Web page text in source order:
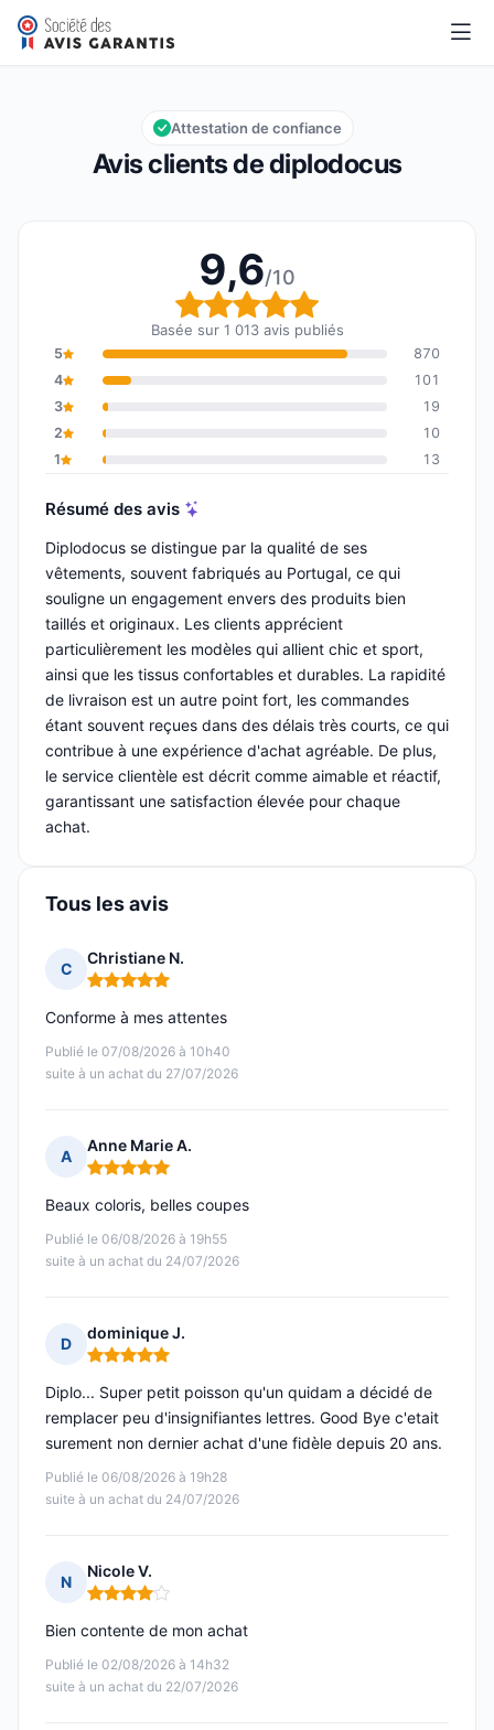
diplodocus
Note globale : 9,6 sur 10
9,6/10
Avis clients de diplodocus
Attestation de confiance
9,6/10
Note globale : 9,6 sur
Basée sur 1 013 avis publiés
5
870
4
101
3
19
2
10
1
13
Résumé des avis
Diplodocus se distingue par la qualité de ses
vêtements, souvent fabriqués au Portugal, ce qui
souligne un engagement envers des produits bien
taillés et originaux. Les clients apprécient
particulièrement les modèles qui allient chic et sport,
ainsi que les tissus confortables et durables. La rapidité
de livraison est un autre point fort, les commandes
étant souvent reçues dans des délais très courts, ce qui
contribue à une expérience d'achat agréable. De plus,
le service clientèle est décrit comme aimable et réactif,
garantissant une satisfaction élevée pour chaque
achat.
Tous les avis
C
Christiane N.
Note : 5 sur 5
Publié le 07/08/2026 à 10h40
suite à un achat du 27/07/2026
Conforme à mes attentes
A
Anne Marie A.
Note : 5 sur 5
Publié le 06/08/2026 à 19h55
suite à un achat du 24/07/2026
Beaux coloris, belles coupes
D
dominique J.
Note : 5 sur 5
Publié le 06/08/2026 à 19h28
suite à un achat du 24/07/2026
Diplo... Super petit poisson qu'un quidam a décidé de
remplacer peu d'insignifiantes lettres. Good Bye c'etait
surement non dernier achat d'une fidèle depuis 20 ans.
N
Nicole V.
Note : 4 sur 5
Publié le 02/08/2026 à 14h32
suite à un achat du 22/07/2026
Bien contente de mon achat